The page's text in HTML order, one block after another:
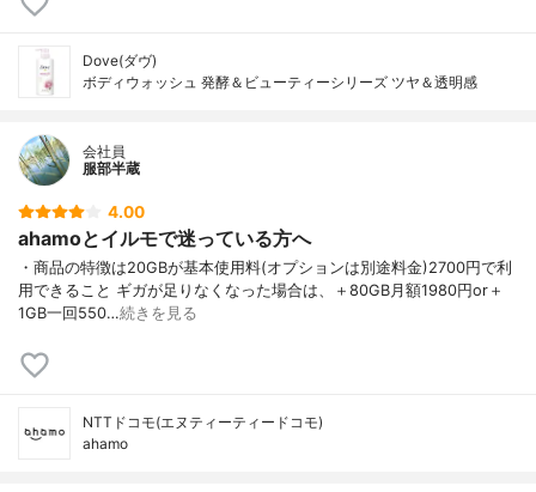
Dove(ダヴ)
ボディウォッシュ 発酵＆ビューティーシリーズ ツヤ＆透明感
会社員
服部半蔵
4.00
ahamoとイルモで迷っている方へ
・商品の特徴は20GBが基本使用料(オプションは別途料金)2700円で利
用できること ギガが足りなくなった場合は、＋80GB月額1980円or＋
1GB一回550…続きを見る
NTTドコモ(エヌティーティードコモ)
ahamo